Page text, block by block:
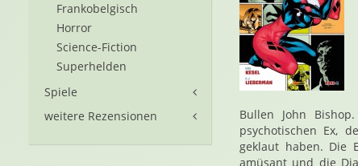
Bullen John
psychotischen Ex,
geklaut haben. Die
amüsant und die
Frankobelgisch
Horror
Science-Fiction
Superhelden
Spiele
weitere Rezensionen